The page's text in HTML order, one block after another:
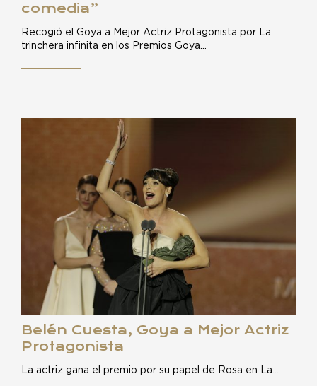
comedia”
Recogió el Goya a Mejor Actriz Protagonista por La
trinchera infinita en los Premios Goya…
Belén Cuesta, Goya a Mejor Actriz
Protagonista
La actriz gana el premio por su papel de Rosa en La…